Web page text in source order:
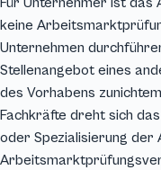
keine
Unternehmen
Stellenangebot eines
des Vorhabens
Fachkräfte dreht sich
oder Spezialisierung der